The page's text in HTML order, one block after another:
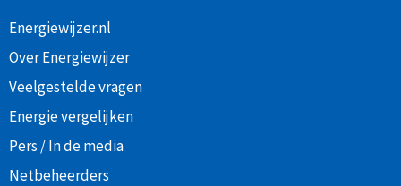
Energiewijzer.nl
Over Energiewijzer
Veelgestelde vragen
Energie vergelijken
Pers / In de media
Netbeheerders